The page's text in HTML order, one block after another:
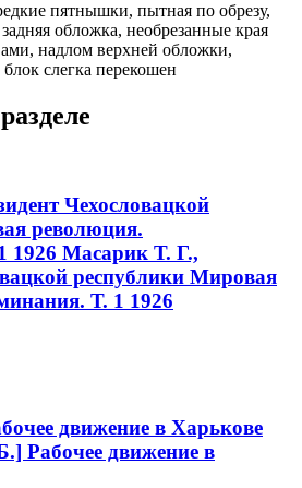
пятнышки, пытная по обрезу,
обложка, необрезанные края
надлом верхней обложки,
слегка перекошен
Чехословацкой
революция.
1926 Масарик Т. Г.,
республики Мировая
Т. 1 1926
движение в Харькове
Рабочее движение в